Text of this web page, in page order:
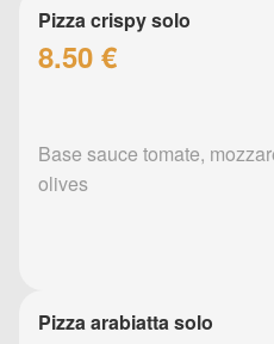
Pizza crispy solo
8.50 €
Base sauce tomate,
olives
Pizza arabiatta solo